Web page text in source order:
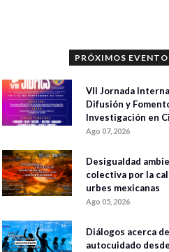
PRÓXIMOS
VII Jornada
Difusión y
Investigación en
Ago 07, 2026
Desigualdad
colectiva por la
urbes mexicanas
Ago 05, 2026
Diálogos acerca
autocuidado